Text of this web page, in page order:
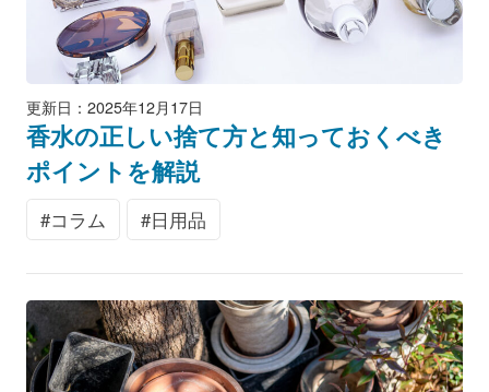
更新日：2025年12月17日
香水の正しい捨て方と知っておくべき
ポイントを解説
コラム 日用品